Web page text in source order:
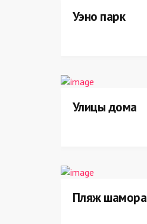
Уэно парк
Улицы дома
Пляж шамора